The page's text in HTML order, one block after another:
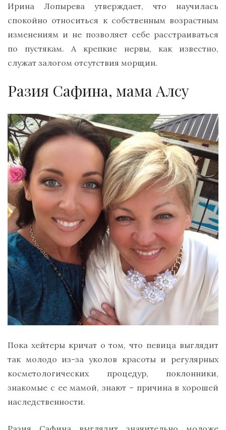
Ирина Лопырева утверждает, что научилась
спокойно относиться к собственным возрастным
изменениям и не позволяет себе расстраиваться
по пустякам. А крепкие нервы, как известно,
служат залогом отсутствия морщин.
Разия Сафина, мама Алсу
Пока хейтеры кричат о том, что певица выглядит
так молодо из-за уколов красоты и регулярных
косметологических процедур, поклонники,
знакомые с ее мамой, знают – причина в хорошей
наследственности.